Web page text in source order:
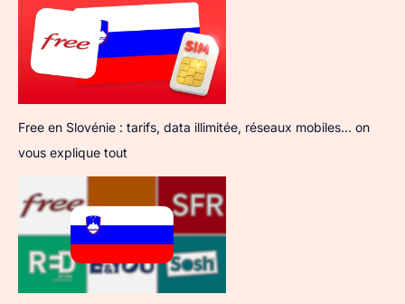
Free en Slovénie : tarifs, data illimitée, réseaux mobiles… on
vous explique tout